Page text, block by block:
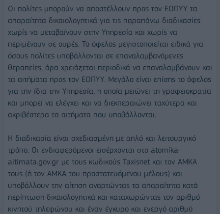
Οι πολίτες μπορούν να αποστέλλουν προς τον ΕΟΠΥΥ τα
απαραίτητα δικαιολογητικά για τις παραπάνω διαδικασίες
χωρίς να μεταβαίνουν στην Υπηρεσία και χωρίς να
περιμένουν σε ουρές. Το όφελος μεγιστοποιείται ειδικά για
όσους πολίτες υποβάλλονται σε επαναλαμβανόμενες
θεραπείες, άρα χρειάζεται περιοδικά να επαναλαμβάνουν και
τα αιτήματα προς τον ΕΟΠΥΥ. Μεγάλο είναι επίσης το όφελος
για την ίδια την Υπηρεσία, η οποία μειώνει τη γραφειοκρατία
και μπορεί να ελέγχει και να διεκπεραιώνει ταχύτερα και
ακριβέστερα τα αιτήματα που υποβάλλονται.
Η διαδικασία είναι σχεδιασμένη με απλό και λειτουργικό
τρόπο. Οι ενδιαφερόμενοι εισέρχονται στο atomika-
aitimata.gov.gr με τους κωδικούς Taxisnet και τον ΑΜΚΑ
τους (ή τον ΑΜΚΑ του προστατευόμενου μέλους) και
υποβάλλουν την αίτηση αναρτώντας τα απαραίτητα κατά
περίπτωση δικαιολογητικά και καταχωρώντας τον αριθμό
κινητού τηλεφώνου και έναν έγκυρο και ενεργό αριθμό